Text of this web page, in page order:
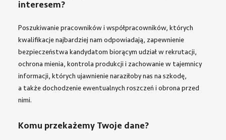
interesem?
Poszukiwanie pracowników i współpracowników, których
kwalifikacje najbardziej nam odpowiadają, zapewnienie
bezpieczeństwa kandydatom biorącym udział w rekrutacji,
ochrona mienia, kontrola produkcji i zachowanie w tajemnicy
informacji, których ujawnienie naraziłoby nas na szkodę,
a także dochodzenie ewentualnych roszczeń i obrona przed
nimi.
Komu przekażemy Twoje dane?